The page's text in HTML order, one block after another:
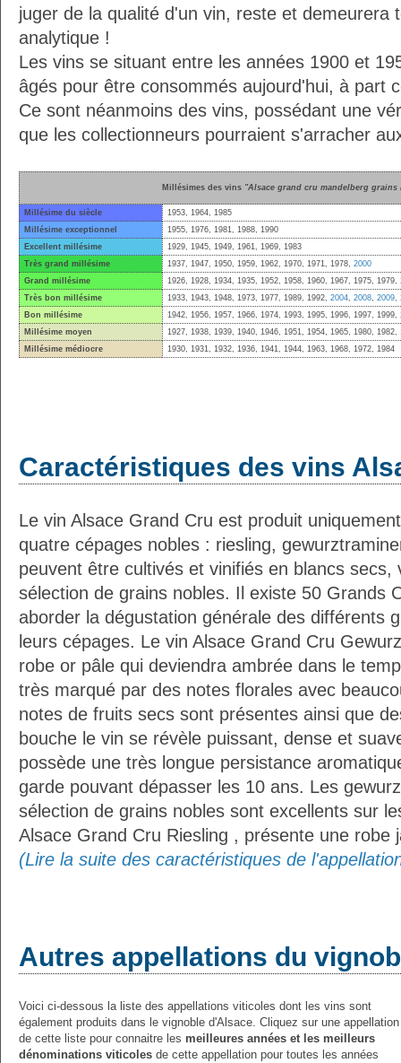
juger de la qualité d'un vin, reste et demeurera
analytique !
Les vins se situant entre les années 1900 et
âgés pour être consommés aujourd'hui, à part
Ce sont néanmoins des vins, possédant une
que les collectionneurs pourraient s'arracher
Millésimes des vins "Alsace grand cru mandelberg
Millésime du siècle
1953, 1964, 1985
Millésime exceptionnel
1955, 1976, 1981, 1988, 1990
Excellent millésime
1929, 1945, 1949, 1961, 1969, 1983
Très grand millésime
1937, 1947, 1950, 1959, 1962, 1970, 1971, 1978, 2000
Grand millésime
1926, 1928, 1934, 1935, 1952, 1958, 1960, 1967, 1975, 1979,
Très bon millésime
1933, 1943, 1948, 1973, 1977, 1989, 1992, 2004, 2008, 2009,
Bon millésime
1942, 1956, 1957, 1966, 1974, 1993, 1995, 1996, 1997, 1999,
Millésime moyen
1927, 1938, 1939, 1940, 1946, 1951, 1954, 1965, 1980,
Millésime médiocre
1930, 1931, 1932, 1936, 1941, 1944, 1963, 1968, 1972, 1984
Caractéristiques des vins
Le vin Alsace Grand Cru est produit
quatre cépages nobles : riesling,
peuvent être cultivés et vinifiés en blancs secs,
sélection de grains nobles. Il existe 50 Grands
aborder la dégustation générale des différents
leurs cépages. Le vin Alsace Grand Cru
robe or pâle qui deviendra ambrée dans le
très marqué par des notes florales avec
notes de fruits secs sont présentes ainsi que
bouche le vin se révèle puissant, dense et
possède une très longue persistance
garde pouvant dépasser les 10 ans. Les
sélection de grains nobles sont excellents sur
Alsace Grand Cru Riesling , présente une robe
(Lire la suite des caractéristiques de
Autres appellations du
Voici ci-dessous la liste des appellations viticoles dont les vins sont
également produits dans le vignoble d'Alsace. Cliquez sur une appellation
de cette liste pour connaitre les meilleures années et les meilleurs
dénominations viticoles de cette appellation pour toutes les années